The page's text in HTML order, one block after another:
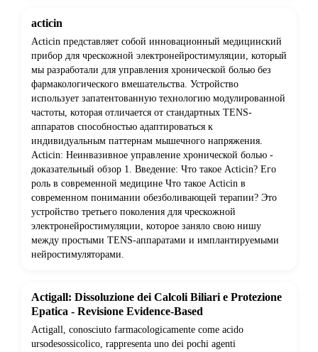
acticin
Acticin представляет собой инновационный медицинский
прибор для чрескожной электронейростимуляции, который
мы разработали для управления хронической болью без
фармакологического вмешательства. Устройство
использует запатентованную технологию модулированной
частоты, которая отличается от стандартных TENS-
аппаратов способностью адаптироваться к
индивидуальным паттернам мышечного напряжения.
Acticin: Неинвазивное управление хронической болью -
доказательный обзор 1. Введение: Что такое Acticin? Его
роль в современной медицине Что такое Acticin в
современном понимании обезболивающей терапии? Это
устройство третьего поколения для чрескожной
электронейростимуляции, которое заняло свою нишу
между простыми TENS-аппаратами и имплантируемыми
нейростимуляторами.
Actigall: Dissoluzione dei Calcoli Biliari e Protezione
Epatica - Revisione Evidence-Based
Actigall, conosciuto farmacologicamente come acido
ursodesossicolico, rappresenta uno dei pochi agenti